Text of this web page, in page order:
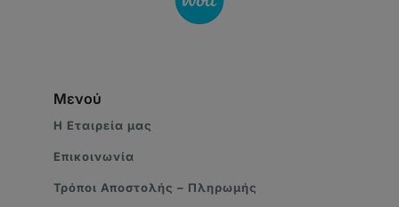
Μενού
Η Eταιρεία μας
Επικοινωνία
Τρόποι Αποστολής – Πληρωμής